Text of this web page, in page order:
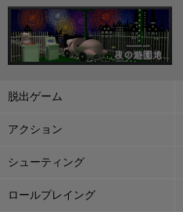
脱出ゲーム
アクション
シューティング
ロールプレイング